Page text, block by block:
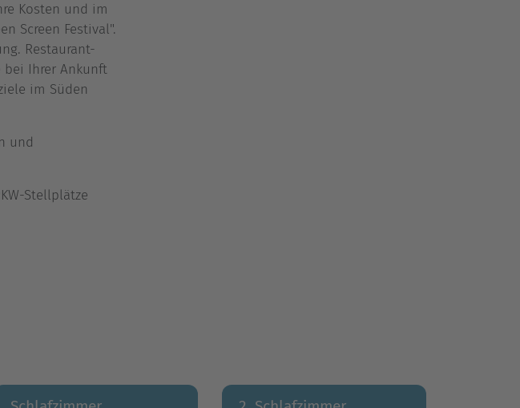
Kosten und im
Screen Festival".
Restaurant-
bei Ihrer Ankunft
im Süden
und
Stellplätze